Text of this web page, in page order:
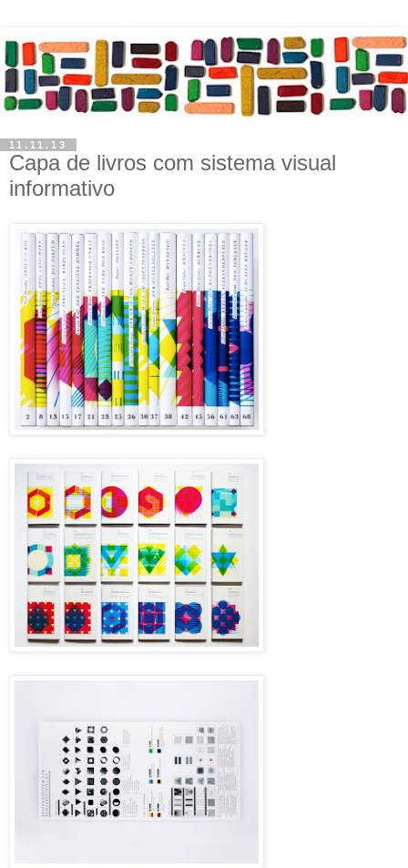
11.11.13
Capa de livros com sistema visual
informativo